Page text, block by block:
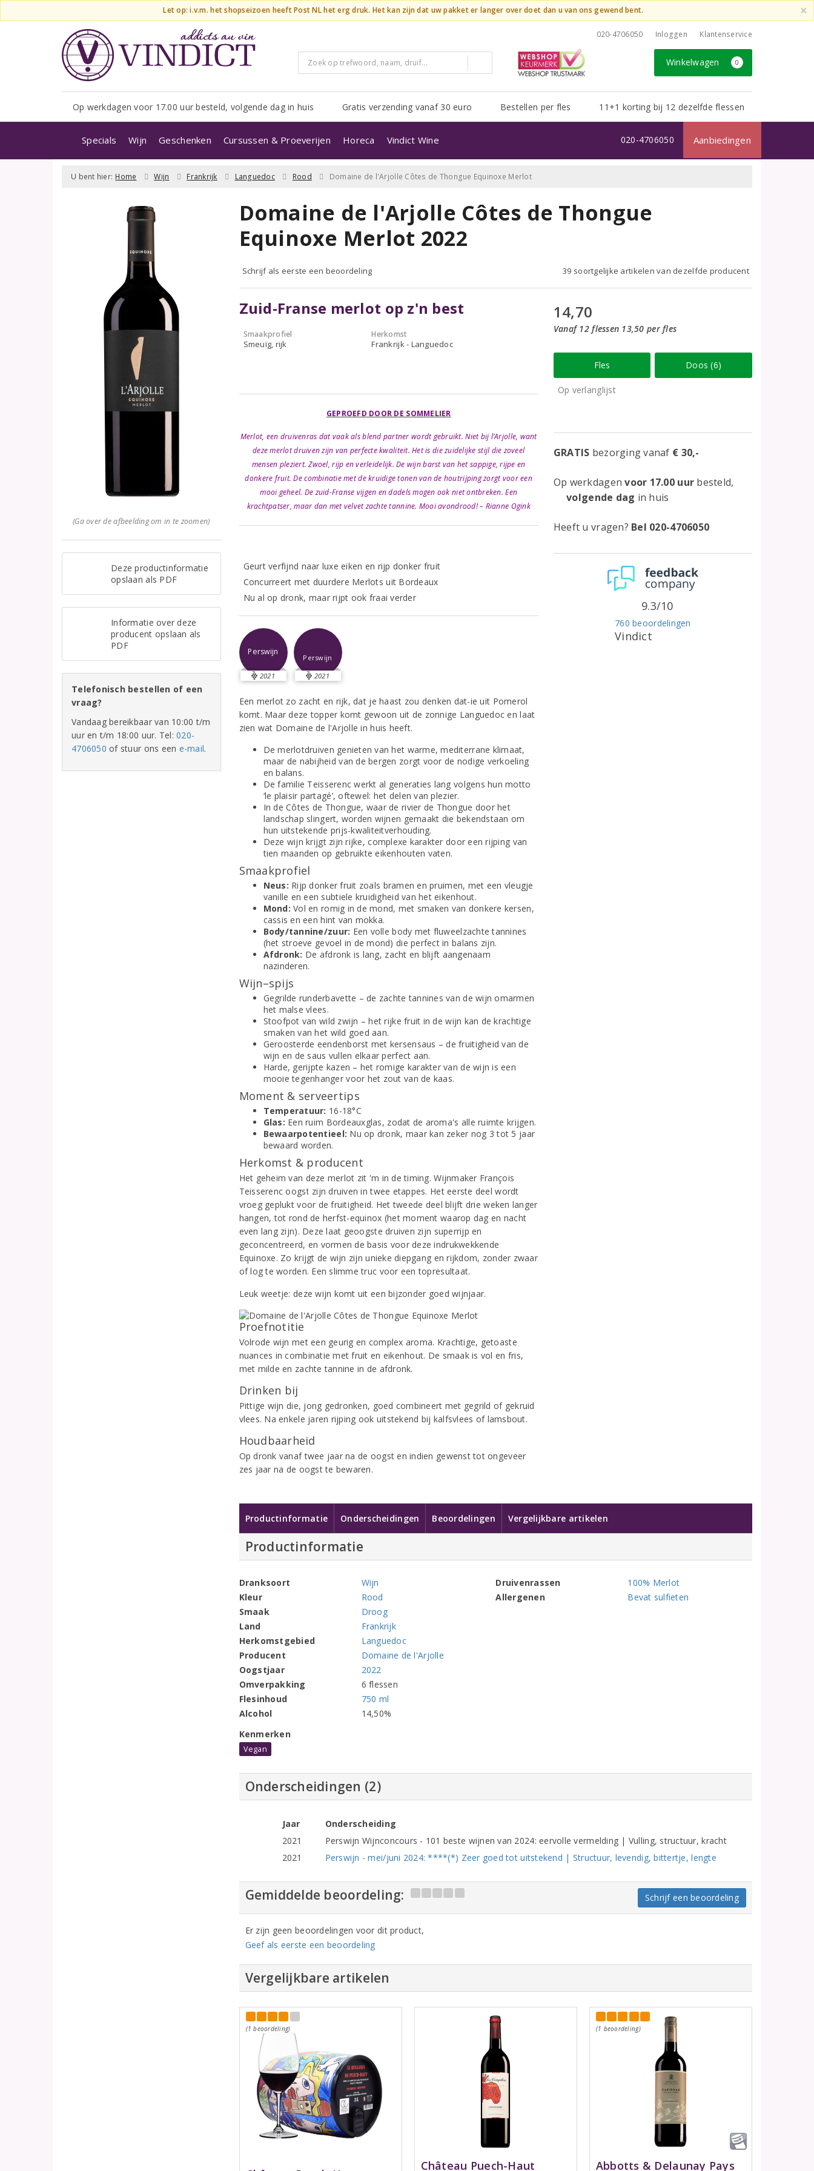
Let op: i.v.m. het shopseizoen heeft Post NL het erg druk. Het kan zijn dat uw pakket er langer over doet dan u van ons gewend bent. ×
020-4706050 Inloggen Klantenservice
Winkelwagen 0
Op werkdagen voor 17.00 uur besteld, volgende dag in huis Gratis verzending vanaf 30 euro Bestellen per fles 11+1 korting bij 12 dezelfde flessen
Specials Wijn Geschenken Cursussen & Proeverijen Horeca Vindict Wine Aanbiedingen
020-4706050
U bent hier: Home Wijn Frankrijk Languedoc Rood Domaine de l'Arjolle Côtes de Thongue Equinoxe Merlot
(Ga over de afbeelding om in te zoomen)
Deze productinformatie
opslaan als PDF
Informatie over deze
producent opslaan als
PDF
Telefonisch bestellen of een
vraag?
Vandaag bereikbaar van 10:00 t/m
uur en t/m 18:00 uur. Tel:020-
4706050 of stuur ons een e-mail.
Domaine de l'Arjolle Côtes de Thongue
Equinoxe Merlot 2022
Schrijf als eerste een beoordeling 39 soortgelijke artikelen van dezelfde producent
Zuid-Franse merlot op z'n best
Smaakprofiel
Smeuïg, rijk
Herkomst
Frankrijk - Languedoc
GEPROEFD DOOR DE SOMMELIER
Merlot, een druivenras dat vaak als blend partner wordt gebruikt. Niet bij l’Arjolle, want
deze merlot druiven zijn van perfecte kwaliteit. Het is die zuidelijke stijl die zoveel
mensen pleziert. Zwoel, rijp en verleidelijk. De wijn barst van het sappige, rijpe en
donkere fruit. De combinatie met de kruidige tonen van de houtrijping zorgt voor een
mooi geheel. De zuid-Franse vijgen en dadels mogen ook niet ontbreken. Een
krachtpatser, maar dan met velvet zachte tannine. Mooi avondrood! – Rianne Ogink
Geurt verfijnd naar luxe eiken en rijp donker fruit
Concurreert met duurdere Merlots uit Bordeaux
Nu al op dronk, maar rijpt ook fraai verder
Perswijn
2021
Perswijn
2021
Een merlot zo zacht en rijk, dat je haast zou denken dat-ie uit Pomerol
komt. Maar deze topper komt gewoon uit de zonnige Languedoc en laat
zien wat Domaine de l'Arjolle in huis heeft.
De merlotdruiven genieten van het warme, mediterrane klimaat,
maar de nabijheid van de bergen zorgt voor de nodige verkoeling
en balans.
De familie Teisserenc werkt al generaties lang volgens hun motto
‘le plaisir partagé’, oftewel: het delen van plezier.
In de Côtes de Thongue, waar de rivier de Thongue door het
landschap slingert, worden wijnen gemaakt die bekendstaan om
hun uitstekende prijs-kwaliteitverhouding.
Deze wijn krijgt zijn rijke, complexe karakter door een rijping van
tien maanden op gebruikte eikenhouten vaten.
Smaakprofiel
Neus: Rijp donker fruit zoals bramen en pruimen, met een vleugje
vanille en een subtiele kruidigheid van het eikenhout.
Mond: Vol en romig in de mond, met smaken van donkere kersen,
cassis en een hint van mokka.
Body/tannine/zuur: Een volle body met fluweelzachte tannines
(het stroeve gevoel in de mond) die perfect in balans zijn.
Afdronk: De afdronk is lang, zacht en blijft aangenaam
nazinderen.
Wijn–spijs
Gegrilde runderbavette – de zachte tannines van de wijn omarmen
het malse vlees.
Stoofpot van wild zwijn – het rijke fruit in de wijn kan de krachtige
smaken van het wild goed aan.
Geroosterde eendenborst met kersensaus – de fruitigheid van de
wijn en de saus vullen elkaar perfect aan.
Harde, gerijpte kazen – het romige karakter van de wijn is een
mooie tegenhanger voor het zout van de kaas.
Moment & serveertips
Temperatuur: 16-18°C
Glas: Een ruim Bordeauxglas, zodat de aroma's alle ruimte krijgen.
Bewaarpotentieel: Nu op dronk, maar kan zeker nog 3 tot 5 jaar
bewaard worden.
Herkomst & producent
Het geheim van deze merlot zit 'm in de timing. Wijnmaker François
Teisserenc oogst zijn druiven in twee etappes. Het eerste deel wordt
vroeg geplukt voor de fruitigheid. Het tweede deel blijft drie weken langer
hangen, tot rond de herfst-equinox (het moment waarop dag en nacht
even lang zijn). Deze laat geoogste druiven zijn superrijp en
geconcentreerd, en vormen de basis voor deze indrukwekkende
Equinoxe. Zo krijgt de wijn zijn unieke diepgang en rijkdom, zonder zwaar
of log te worden. Een slimme truc voor een topresultaat.
Leuk weetje: deze wijn komt uit een bijzonder goed wijnjaar.
Proefnotitie
Volrode wijn met een geurig en complex aroma. Krachtige, getoaste
nuances in combinatie met fruit en eikenhout. De smaak is vol en fris,
met milde en zachte tannine in de afdronk.
Drinken bij
Pittige wijn die, jong gedronken, goed combineert met gegrild of gekruid
vlees. Na enkele jaren rijping ook uitstekend bij kalfsvlees of lamsbout.
Houdbaarheid
Op dronk vanaf twee jaar na de oogst en indien gewenst tot ongeveer
zes jaar na de oogst te bewaren.
14,70
Vanaf 12 flessen 13,50 per fles
Fles Doos (6)
Op verlanglijst
GRATIS bezorging vanaf € 30,-
Op werkdagenvoor 17.00 uur besteld,
volgende dag in huis
Heeft u vragen? Bel 020-4706050
Vindict
760 beoordelingen
9.3/10
Productinformatie Onderscheidingen Beoordelingen Vergelijkbare artikelen
Productinformatie
Dranksoort
Wijn
Kleur
Rood
Smaak
Droog
Land
Frankrijk
Herkomstgebied
Languedoc
Producent
Domaine de l'Arjolle
Oogstjaar
2022
Omverpakking
6 flessen
Flesinhoud
750 ml
Alcohol
14,50%
Druivenrassen
100% Merlot
Allergenen
Bevat sulfieten
Kenmerken
Vegan
Onderscheidingen (2)
Jaar
Onderscheiding
2021
Perswijn Wijnconcours - 101 beste wijnen van 2024: eervolle vermelding | Vulling, structuur, kracht
2021
Perswijn - mei/juni 2024: ****(*) Zeer goed tot uitstekend | Structuur, levendig, bittertje, lengte
Gemiddelde beoordeling: Schrijf een beoordeling
Er zijn geen beoordelingen voor dit product,
Geef als eerste een beoordeling
Vergelijkbare artikelen
(1 beoordeling)
Château Puech-Haut
(1 beoordeling)
Abbotts & Delaunay Pays